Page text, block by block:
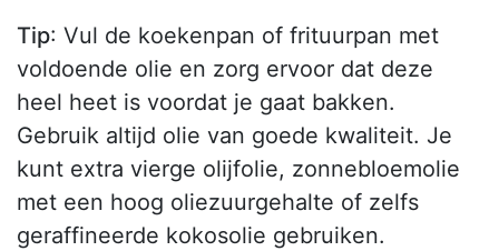
Tip: Vul de koekenpan of frituurpan met
voldoende olie en zorg ervoor dat deze
heel heet is voordat je gaat bakken.
Gebruik altijd olie van goede kwaliteit. Je
kunt extra vierge olijfolie, zonnebloemolie
met een hoog oliezuurgehalte of zelfs
geraffineerde kokosolie gebruiken.